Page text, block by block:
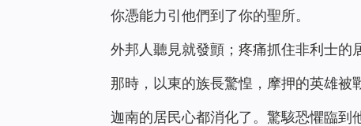
你憑能力引他們到了你的聖所。
外邦人聽見就發顫；疼痛抓住非利士的
那時，以東的族長驚惶，摩押的英雄被
迦南的居民心都消化了。驚駭恐懼臨到